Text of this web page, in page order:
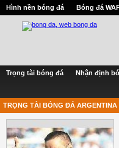
Hình nền bóng đá Bóng đá
Trọng tài bóng đá Nhận định
TRỌNG TÀI BÓNG ĐÁ ARGENTINA